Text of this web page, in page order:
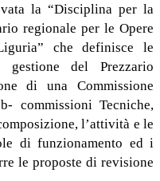
la “Disciplina per la
regionale per le Opere
che definisce le
del Prezzario
di una Commissione
commissioni Tecniche,
l’attività e le
di funzionamento ed i
le proposte di revisione